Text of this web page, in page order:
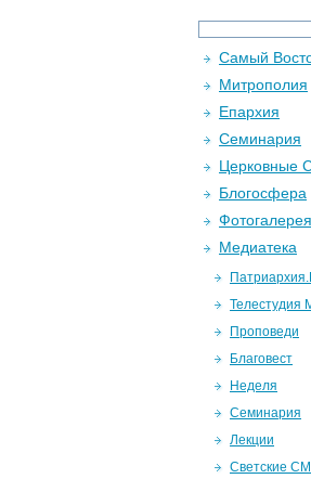
Самый
Митрополия
Епархия
Семинария
Церковные
Блогосфера
Фотогалерея
Медиатека
Телестудия
Проповеди
Благовест
Неделя
Семинария
Лекции
Светские